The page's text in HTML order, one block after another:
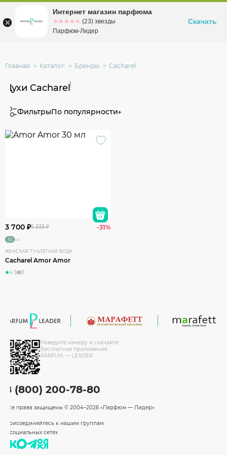
Омскул. Заозерная, 11, к. 1
Главная Каталог Бренды Cacharel
Духи Cacharel1
ФильтрыПо популярности
3 700 ₽5 333 ₽ -31%
30 мл
ЖЕНСКАЯ ТУАЛЕТНАЯ ВОДА
Cacharel Amor Amor
4.5 8
Наведите камеру и скачайте
бесплатное приложение
PARFUM — LEADER
8 (800) 200-78-80
Все права защищены © 2004–2026 «Парфюм — Лидер»
Присоединяйтесь к нашим группам
в социальных сетях
Интернет магазин парфюма
☆☆☆☆☆
★★★★★ (23) звезды
Парфюм-Лидер
Скачать